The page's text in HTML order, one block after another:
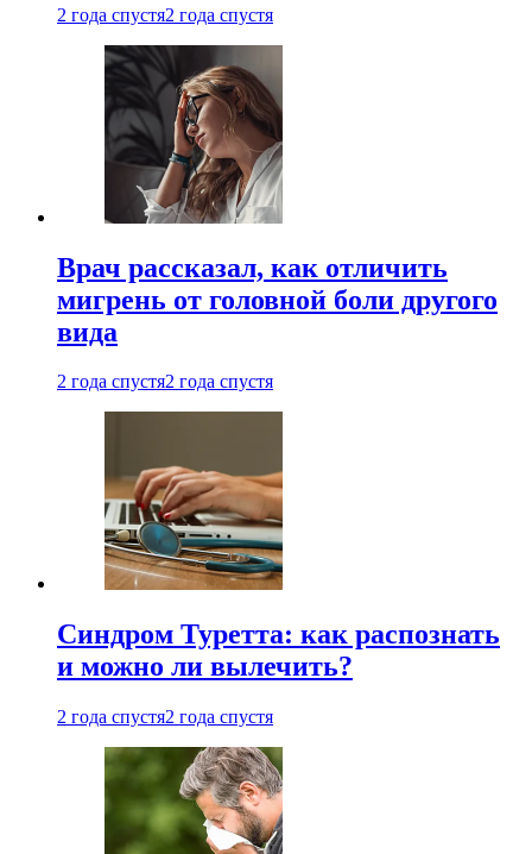
2 года спустя2 года спустя
Врач рассказал, как отличить
мигрень от головной боли другого
вида
2 года спустя2 года спустя
Синдром Туретта: как распознать
и можно ли вылечить?
2 года спустя2 года спустя